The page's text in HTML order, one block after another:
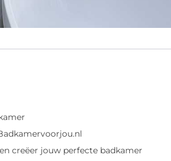
creëer jouw perfecte badkamer